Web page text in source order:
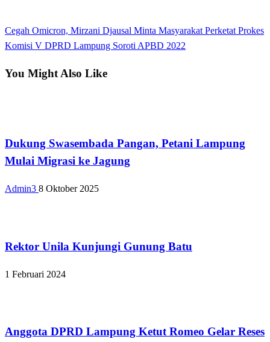
Navigasi
Previous
Post
Cegah Omicron, Mirzani Djausal Minta Masyarakat Perketat Prokes
Next
Komisi V DPRD Lampung Soroti APBD 2022
You Might Also Like
Dukung Swasembada Pangan, Petani Lampung
Mulai Migrasi ke Jagung
Admin3 8 Oktober 2025
Rektor Unila Kunjungi Gunung Batu
1 Februari 2024
Anggota DPRD Lampung Ketut Romeo Gelar Reses